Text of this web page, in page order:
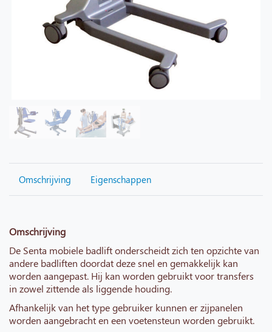
Omschrijving Eigenschappen
Omschrijving
De Senta mobiele badlift onderscheidt zich ten opzichte van
andere badliften doordat deze snel en gemakkelijk kan
worden aangepast. Hij kan worden gebruikt voor transfers
in zowel zittende als liggende houding.
Afhankelijk van het type gebruiker kunnen er zijpanelen
worden aangebracht en een voetensteun worden gebruikt.